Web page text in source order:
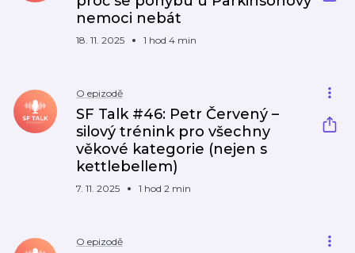
nemoci nebát
18. 11. 2025 1 hod 4 min
O epizodě
SF Talk #46: Petr Červený –
silový trénink pro všechny
věkové kategorie (nejen s
kettlebellem)
7. 11. 2025 1 hod 2 min
O epizodě